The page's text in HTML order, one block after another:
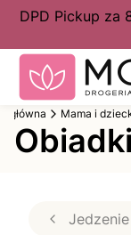
DPD Pickup za
główna Mama i